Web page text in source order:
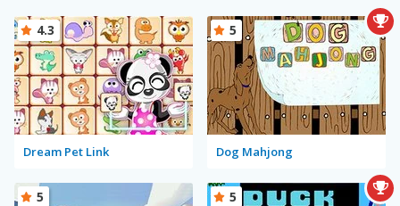
Dream Pet Link
4.3
Dog Mahjong
5
5 5